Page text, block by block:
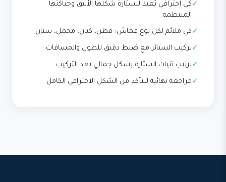
كي احترافي يُعيد للستارة شكلها الأنيق وحياكتها
المنتظمة
كي ملائم لكل نوع قماش: قطن، كتان، مخمل، ستان
تركيب الستائر مع ضبط دقيق للطول والمسافات
ترتيب ثنيات الستارة بشكل جمالي بعد التركيب
مراجعة نهائية للتأكد من الشكل الاحترافي الكامل